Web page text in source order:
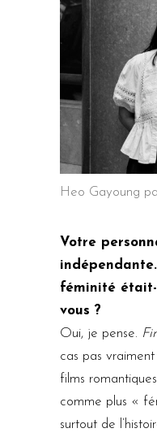
Heo Gayoung
Votre
féminité
vous ?
Oui, je pense.
cas pas
films
comme plus «
surtout de